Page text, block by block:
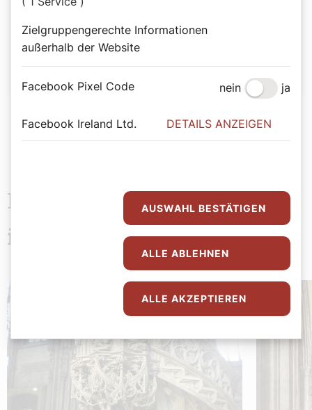
Autor:
Bernadette Spitzer
Das könnte Sie auch
interessieren
Zielgruppengerechte Informationen
außerhalb der Website
Facebook Pixel Code nein ja
Facebook Ireland Ltd. DETAILS ANZEIGEN
AUSWAHL BESTÄTIGEN
ALLE ABLEHNEN
ALLE AKZEPTIEREN